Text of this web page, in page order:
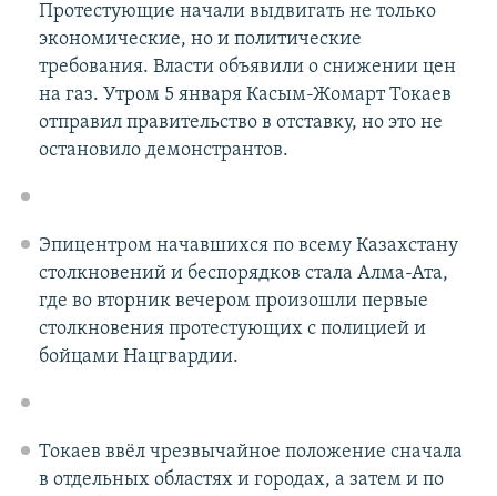
Протестующие начали выдвигать не только
экономические, но и политические
требования. Власти объявили о снижении цен
на газ. Утром 5 января Касым-Жомарт Токаев
отправил правительство в отставку, но это не
остановило демонстрантов.
Эпицентром начавшихся по всему Казахстану
столкновений и беспорядков стала Алма-Ата,
где во вторник вечером произошли первые
столкновения протестующих с полицией и
бойцами Нацгвардии.
Токаев ввёл чрезвычайное положение сначала
в отдельных областях и городах, а затем и по